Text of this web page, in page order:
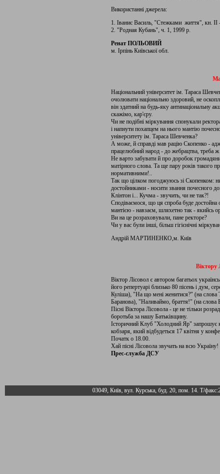
Використанні джерела:
1. Іванис Василь, "Стежками життя", кн.
2. "Родная Кубань", ч. 1, 1999 р.
Ренат ПОЛЬОВИЙ
м. Ірпінь Київської обл.
Національний університет ім. Тараса
очолювати національно здоровий, не
він здатний на будь-яку антинаціональну
скажімо, кар'єру.
Чи не подібні міркування спонукали
і напнути похапцем на нього мантію
університету ім. Тараса Шевченка?
А може, й справді мав рацію Скопенко -
працелюбний народ - до жебрацтва, треба
Не варто забувати й про доробок
матірного слова. Та ще пару років такого
нормативними!..
Так що цілком погоджуюсь зі Скопенком:
достойниками - носити звання почесного
Клінтон і... Кучма - звучить, чи не так?!
Сподіваємося, що ця спроба буде достойна
мантією - навзаєм, шляхетно так - якийсь
Ви на це розраховували, пане ректоре?
Чи у вас були інші, більш гігієнічні
Андрій МАРТИНЕНКО,м. Київ
Віктору
Віктор Лісовол є автором багатьох
його репертуарі близько 80 пісень і дум,
Куліша), "На що мені женитися?" (на слова
Баранова), "Наливаймо, браття!" (на слова
Пісні Віктора Лісовола - це не тільки
боротьба за нашу Батьківщину.
Історичний Клуб "Холодний Яр" запрошує
кобзаря, який відбудеться 17 квітня у
Початк о 18.00.
Хай пісні Лісовола звучать на всю Україну!
Прес-служба ДСУ
03049, Київ, вул. Курська, буд. 20, пом. 14. Т/